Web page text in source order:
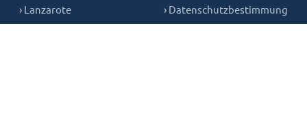
› Lanzarote › Datenschutzbestimmung